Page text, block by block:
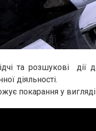
та розшукові дії
діяльності.
покарання у